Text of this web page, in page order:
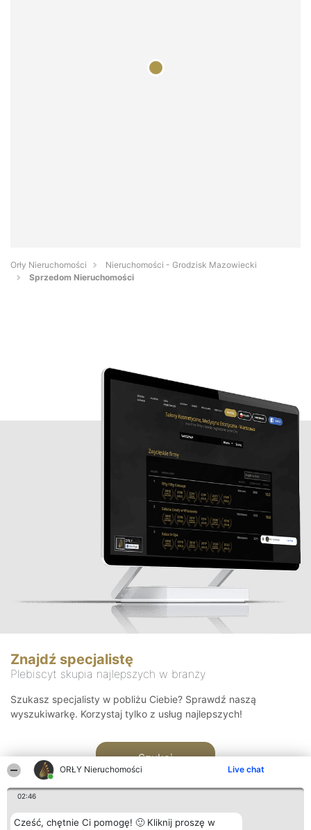
ORŁY Nieruchomości Live chat
02:46
Cześć, chętnie Ci pomogę! 🙂 Kliknij proszę w
Orły Nieruchomości
Nieruchomości - Grodzisk Mazowiecki
Sprzedom Nieruchomości
Znajdź specjalistę
Plebiscyt skupia najlepszych w branży
Szukasz specjalisty w pobliżu Ciebie? Sprawdź naszą
wyszukiwarkę. Korzystaj tylko z usług najlepszych!
Szukaj